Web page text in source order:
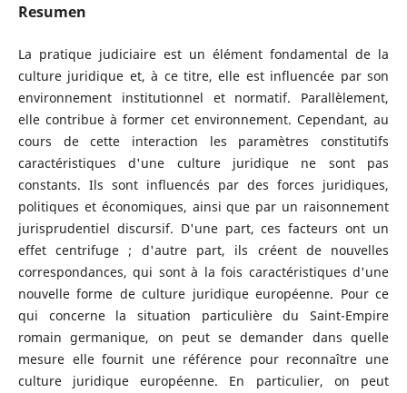
Resumen
La pratique judiciaire est un élément fondamental de la
culture juridique et, à ce titre, elle est influencée par son
environnement institutionnel et normatif. Parallèlement,
elle contribue à former cet environnement. Cependant, au
cours de cette interaction les paramètres constitutifs
caractéristiques d'une culture juridique ne sont pas
constants. Ils sont influencés par des forces juridiques,
politiques et économiques, ainsi que par un raisonnement
jurisprudentiel discursif. D'une part, ces facteurs ont un
effet centrifuge ; d'autre part, ils créent de nouvelles
correspondances, qui sont à la fois caractéristiques d'une
nouvelle forme de culture juridique européenne. Pour ce
qui concerne la situation particulière du Saint-Empire
romain germanique, on peut se demander dans quelle
mesure elle fournit une référence pour reconnaître une
culture juridique européenne. En particulier, on peut